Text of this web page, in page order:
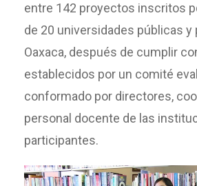
entre 142 proyectos inscritos
de 20 universidades públicas y
Oaxaca, después de cumplir
establecidos por un comité
conformado por directores,
personal docente de las
participantes.